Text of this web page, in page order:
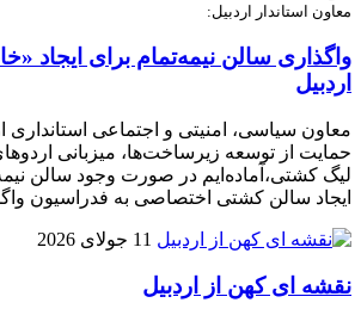
معاون استاندار اردبیل:
واگذاری سالن نیمه‌تمام برای ایجاد
اردبیل
معاون سیاسی، امنیتی و اجتماعی استانداری
حمایت از توسعه زیرساخت‌ها، میزبانی
لیگ کشتی،آماده‌ایم در صورت وجود سالن
ایجاد سالن کشتی اختصاصی به فدراسیون
11 جولای 2026
نقشه ای کهن از اردبیل